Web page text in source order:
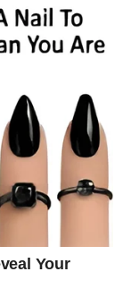
tvoje